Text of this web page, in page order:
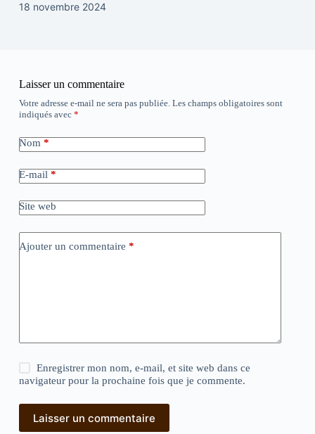
18 novembre 2024
Laisser un commentaire
Votre adresse e-mail ne sera pas publiée. Les champs obligatoires sont
indiqués avec *
Nom *
E-mail *
Site web
Ajouter un commentaire *
Enregistrer mon nom, e-mail, et site web dans ce
navigateur pour la prochaine fois que je commente.
Laisser un commentaire